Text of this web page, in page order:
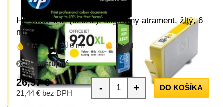
HP CD974AE (920XL), originálny atrament, žltý, 6
ml
žltá 6 ml 1 bod
Nedostupné
26,37 €
21,44 € bez DPH - + DO KOŠÍKA